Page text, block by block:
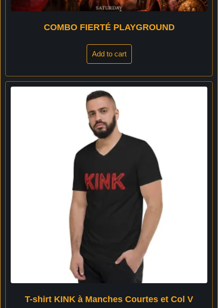
COMBO FIERTÉ PLAYGROUND
Add to cart
T-shirt KINK à Manches Courtes et Col V